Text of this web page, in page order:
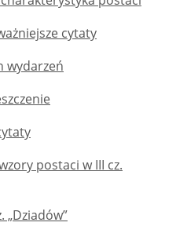
cytaty
wydarzeń
postaci w III cz.
„Dziadów”